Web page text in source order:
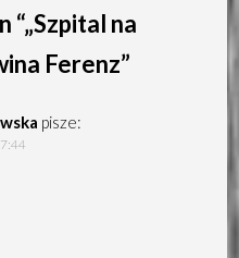
“„Szpital na
Ferenz”
pisze: